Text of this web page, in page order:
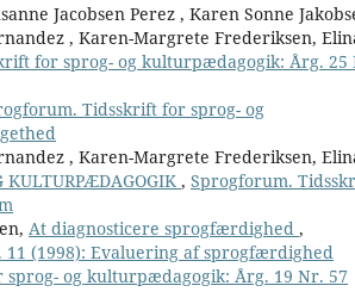
Jacobsen Perez , Karen Sonne
, Karen-Margrete Frederiksen,
for sprog- og kulturpædagogik: Årg. 25
Tidsskrift for sprog- og
, Karen-Margrete Frederiksen,
KULTURPÆDAGOGIK , Sprogforum.
At diagnosticere sprogfærdighed ,
(1998): Evaluering af sprogfærdighed
og kulturpædagogik: Årg. 19 Nr. 57